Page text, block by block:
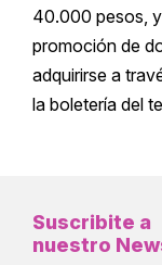
40.000 pesos,
promoción de
adquirirse a
la boletería del
Suscribite a
nuestro